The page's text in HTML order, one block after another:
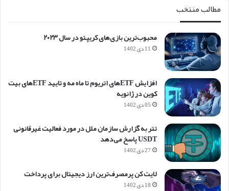
مطالب منتخب
محبوب‌ترین بازی‌های کریپتو در سال ۲۰۲۳
11 دی 1402
افزایش ETFهای اتریوم تا ماه مه و تایید ETFهای بیت
کوین در ژانویه
05 دی 1402
تتر به گزارش سازمان ملل در مورد فعالیت غیرقانونی
USDT پاسخ می‌دهد
27 دی 1402
لایت کن پرمصرف‌ترین ارز دیجیتال برای پرداخت
18 دی 1402